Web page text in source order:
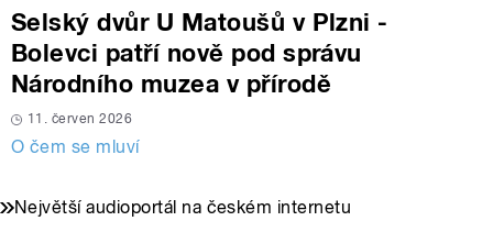
Selský dvůr U Matoušů v Plzni -
Bolevci patří nově pod správu
Národního muzea v přírodě
11. červen 2026
O čem se mluví
Největší audioportál na českém internetu